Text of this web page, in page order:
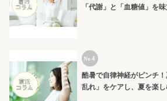
「代謝」と「血糖値」を
酷暑で自律神経がピンチ
乱れ」をケアし、夏を楽